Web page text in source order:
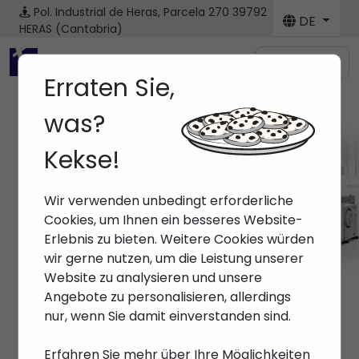
Pol. Industrial de Heras, Parcela 270 39792
HERAS (Cantabria)
DE
Menú
Erraten Sie,
was?
Kekse!
Wir verwenden unbedingt erforderliche
Cookies, um Ihnen ein besseres Website-
Erlebnis zu bieten. Weitere Cookies würden
wir gerne nutzen, um die Leistung unserer
Website zu analysieren und unsere
Angebote zu personalisieren, allerdings
nur, wenn Sie damit einverstanden sind.
Erfahren Sie mehr über Ihre Möglichkeiten